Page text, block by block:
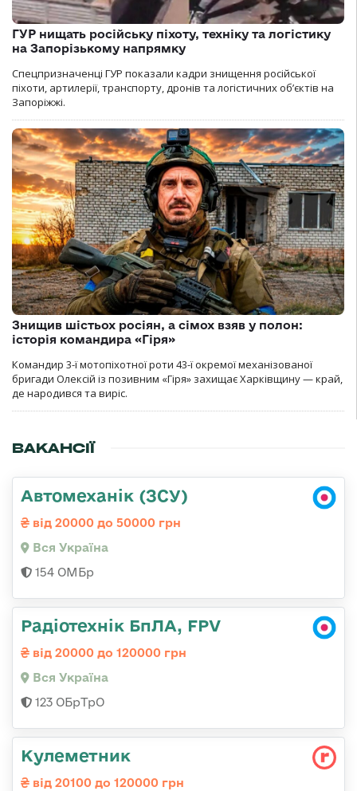
ГУР нищать російську піхоту, техніку та логістику
на Запорізькому напрямку
Спецпризначенці ГУР показали кадри знищення російської
піхоти, артилерії, транспорту, дронів та логістичних об’єктів на
Запоріжжі.
Знищив шістьох росіян, а сімох взяв у полон:
історія командира «Гіря»
Командир 3-ї мотопіхотної роти 43-ї окремої механізованої
бригади Олексій із позивним «Гіря» захищає Харківщину — край,
де народився та виріс.
ВАКАНСІЇ
Автомеханік (ЗСУ)
від 20000 до 50000 грн
Вся Україна
154 ОМБр
Радіотехнік БпЛА, FPV
від 20000 до 120000 грн
Вся Україна
123 ОБрТрО
Кулеметник
від 20100 до 120000 грн